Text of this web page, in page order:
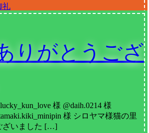
礼
りがとうござ
様 @daih.0214 様
様 シロヤマ様猫の里
ざいました […]